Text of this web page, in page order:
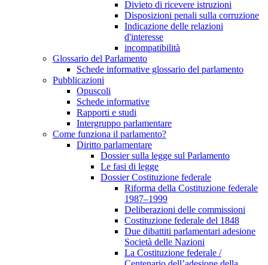
Divieto di ricevere istruzioni
Disposizioni penali sulla corruzione
Indicazione delle relazioni
d'interesse
incompatibilità
Glossario del Parlamento
Schede informative glossario del parlamento
Pubblicazioni
Opuscoli
Schede informative
Rapporti e studi
Intergruppo parlamentare
Come funziona il parlamento?
Diritto parlamentare
Dossier sulla legge sul Parlamento
Le fasi di legge
Dossier Costituzione federale
Riforma della Costituzione federale
1987–1999
Deliberazioni delle commissioni
Costituzione federale del 1848
Due dibattiti parlamentari adesione
Società delle Nazioni
La Costituzione federale /